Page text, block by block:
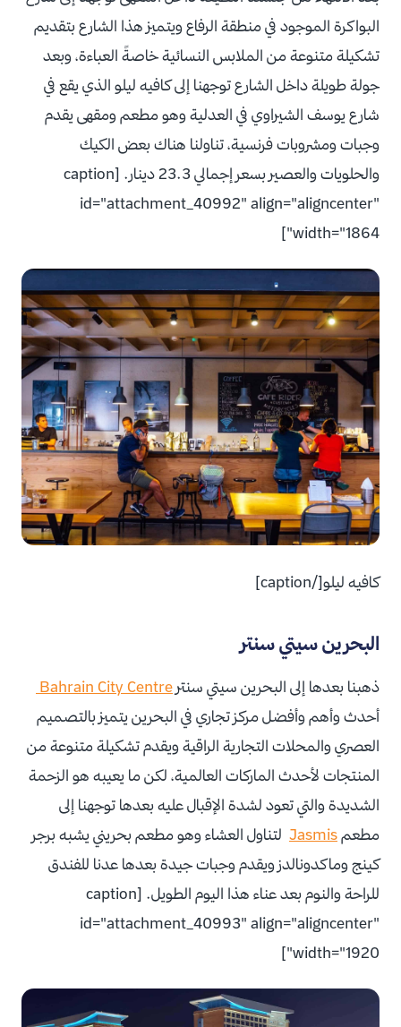
البواكرة الموجود في منطقة الرفاع ويتميز هذا الشارع بتقديم
تشكيلة متنوعة من الملابس النسائية خاصةً العباءة، وبعد
جولة طويلة داخل الشارع توجهنا إلى كافيه ليلو الذي يقع في
شارع يوسف الشيراوي في العدلية وهو مطعم ومقهى يقدم
وجبات ومشروبات فرنسية، تناولنا هناك بعض الكيك
والحلويات والعصير بسعر إجمالي 23.3 دينار. [caption
id="attachment_40992" align="aligncenter"
width="1864"]
كافيه ليلو[/caption]
البحرين سيتي سنتر
ذهبنا بعدها إلى البحرين سيتي سنتر Bahrain City Centre
أحدث وأهم وأفضل مركز تجاري في البحرين يتميز بالتصميم
العصري والمحلات التجارية الراقية ويقدم تشكيلة متنوعة من
المنتجات لأحدث الماركات العالمية، لكن ما يعيبه هو الزحمة
الشديدة والتي تعود لشدة الإقبال عليه بعدها توجهنا إلى
مطعمJasmis لتناول العشاء وهو مطعم بحريني يشبه برجر
كينج وماكدونالدز ويقدم وجبات جيدة بعدها عدنا للفندق
للراحة والنوم بعد عناء هذا اليوم الطويل. [caption
id="attachment_40993" align="aligncenter"
width="1920"]